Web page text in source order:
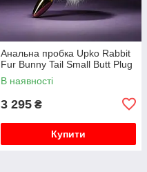
Анальна пробка Upko Rabbit
Fur Bunny Tail Small Butt Plug
В наявності
3 295 ₴
Купити